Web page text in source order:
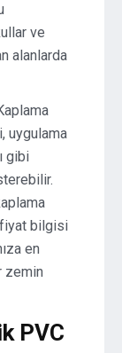
ve
alanlarda
uygulama
gibi
bilgisi
en
zemin
PVC